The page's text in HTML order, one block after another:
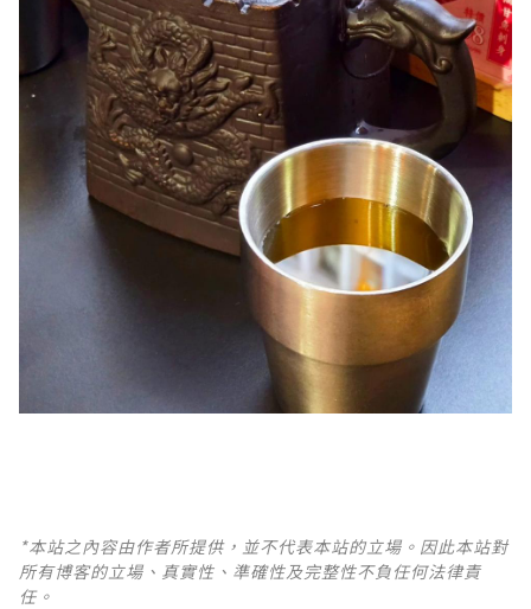
*本站之內容由作者所提供，並不代表本站的立場。因此本站對
所有博客的立場、真實性、準確性及完整性不負任何法律責
任。